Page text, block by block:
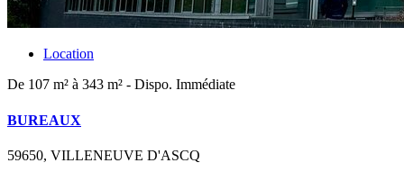
Location
De 107 m² à 343 m² - Dispo. Immédiate
BUREAUX
59650, VILLENEUVE D'ASCQ